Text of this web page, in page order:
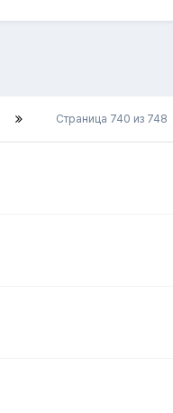
Страница 740 из 748